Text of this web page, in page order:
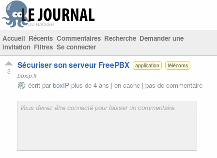
Accueil Récents Commentaires Recherche Demander une
invitation Filtres Se connecter
3
Sécuriser son serveur FreePBX application télécoms
boxip.fr
écrit parboxIP plus de 4 ans | en cache | pas de commentaire